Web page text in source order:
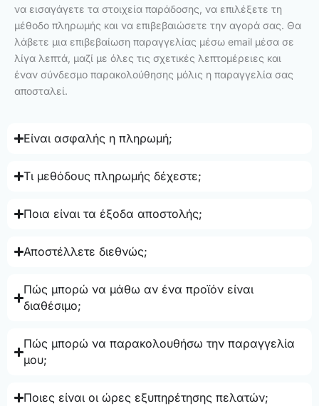
να εισαγάγετε τα στοιχεία παράδοσης, να επιλέξετε τη
μέθοδο πληρωμής και να επιβεβαιώσετε την αγορά σας. Θα
λάβετε μια επιβεβαίωση παραγγελίας μέσω email μέσα σε
λίγα λεπτά, μαζί με όλες τις σχετικές λεπτομέρειες και
έναν σύνδεσμο παρακολούθησης μόλις η παραγγελία σας
αποσταλεί.
Είναι ασφαλής η πληρωμή;
Τι μεθόδους πληρωμής δέχεστε;
Ποια είναι τα έξοδα αποστολής;
Αποστέλλετε διεθνώς;
Πώς μπορώ να μάθω αν ένα προϊόν είναι
διαθέσιμο;
Πώς μπορώ να παρακολουθήσω την παραγγελία
μου;
Ποιες είναι οι ώρες εξυπηρέτησης πελατών;